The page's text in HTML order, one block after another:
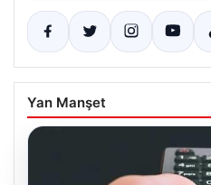
Yan Manşet